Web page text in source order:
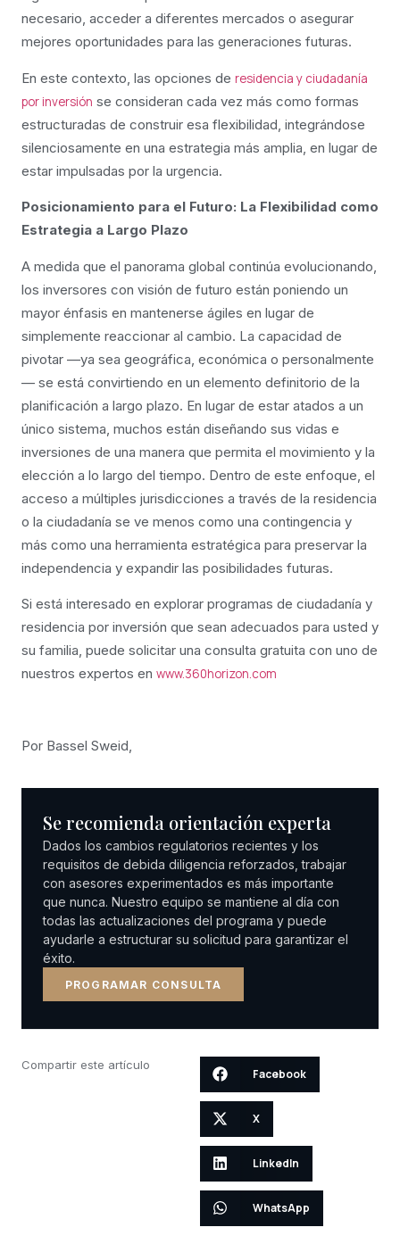
necesario, acceder a diferentes mercados o asegurar
mejores oportunidades para las generaciones futuras.
En este contexto, las opciones de residencia y ciudadanía
por inversión se consideran cada vez más como formas
estructuradas de construir esa flexibilidad, integrándose
silenciosamente en una estrategia más amplia, en lugar de
estar impulsadas por la urgencia.
Posicionamiento para el Futuro: La Flexibilidad como
Estrategia a Largo Plazo
A medida que el panorama global continúa evolucionando,
los inversores con visión de futuro están poniendo un
mayor énfasis en mantenerse ágiles en lugar de
simplemente reaccionar al cambio. La capacidad de
pivotar —ya sea geográfica, económica o personalmente
— se está convirtiendo en un elemento definitorio de la
planificación a largo plazo. En lugar de estar atados a un
único sistema, muchos están diseñando sus vidas e
inversiones de una manera que permita el movimiento y la
elección a lo largo del tiempo. Dentro de este enfoque, el
acceso a múltiples jurisdicciones a través de la residencia
o la ciudadanía se ve menos como una contingencia y
más como una herramienta estratégica para preservar la
independencia y expandir las posibilidades futuras.
Si está interesado en explorar programas de ciudadanía y
residencia por inversión que sean adecuados para usted y
su familia, puede solicitar una consulta gratuita con uno de
nuestros expertos en www.360horizon.com
Por Bassel Sweid,
Se recomienda orientación experta
Dados los cambios regulatorios recientes y los
requisitos de debida diligencia reforzados, trabajar
con asesores experimentados es más importante
que nunca. Nuestro equipo se mantiene al día con
todas las actualizaciones del programa y puede
ayudarle a estructurar su solicitud para garantizar el
éxito.
PROGRAMAR CONSULTA
Compartir este artículo
Facebook
X
LinkedIn
WhatsApp